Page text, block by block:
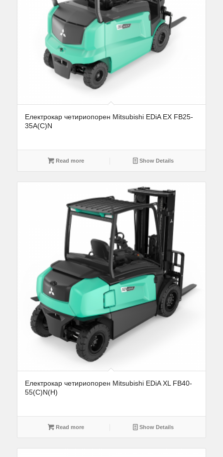
Електрокар четириопорен Mitsubishi EDiA EX FB25-
35A(C)N
Read more Show Details
Електрокар четириопорен Mitsubishi EDiA XL FB40-
55(C)N(H)
Read more Show Details